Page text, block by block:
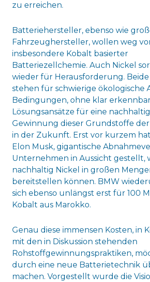
zu erreichen.
Batteriehersteller, ebenso wie
Fahrzeughersteller, wollen weg
insbesondere Kobalt basierter
Batteriezellchemie. Auch Nickel
wieder für Herausforderung.
stehen für schwierige ökologische
Bedingungen, ohne klar
Lösungsansätze für eine
Gewinnung dieser Grundstoffe
in der Zukunft. Erst vor kurzem
Elon Musk, gigantische
Unternehmen in Aussicht gestellt,
nachhaltig Nickel in großen
bereitstellen können. BMW
sich ebenso unlängst erst für 100
Kobalt aus Marokko.
Genau diese immensen Kosten, in
mit den in Diskussion stehenden
Rohstoffgewinnungspraktiken,
durch eine neue Batterietechnik
machen. Vorgestellt wurde die